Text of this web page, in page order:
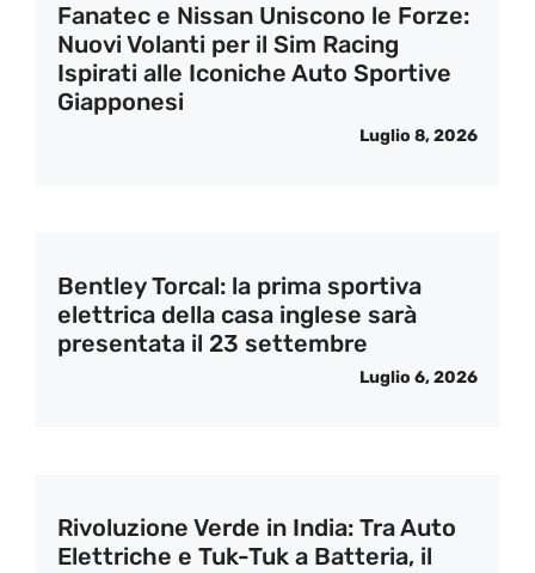
Fanatec e Nissan Uniscono le Forze:
Nuovi Volanti per il Sim Racing
Ispirati alle Iconiche Auto Sportive
Giapponesi
Luglio 8, 2026
Bentley Torcal: la prima sportiva
elettrica della casa inglese sarà
presentata il 23 settembre
Luglio 6, 2026
Rivoluzione Verde in India: Tra Auto
Elettriche e Tuk-Tuk a Batteria, il